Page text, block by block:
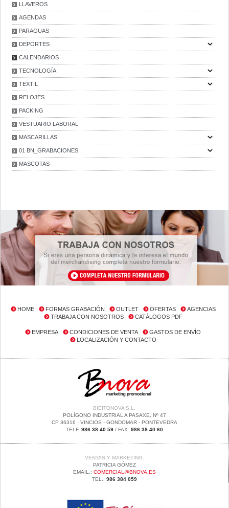
LLAVEROS
AGENDAS
PARAGUAS
DEPORTES
CALENDARIOS
TECNOLOGÍA
TEXTIL
RELOJES
PACKING
VESTUARIO LABORAL
MASCARILLAS
01 BN_GRABACIONES
MASCOTAS
HOME FORMAS GRABACIÓN OUTLET OFERTAS
AGENCIAS
TRABAJA CON NOSOTROS
CATÁLOGOS PDF
EMPRESA CONDICIONES DE VENTA
GASTOS DE ENVÍO
LOCALIZACIÓN Y CONTACTO
BIEITONOVA S.L.
POLÍGONO INDUSTRIAL A PASAXE, Nº 47
CP 36316 · VINCIOS - GONDOMAR · PONTEVEDRA
TELF. 986 38 40 59/ FAX: 986 38 40 60
VENTAS Y MARKETING:
PATRICIA GÓMEZ
EMAIL.: COMERCIAL@BNOVA.ES
TEL.: 986 384 059